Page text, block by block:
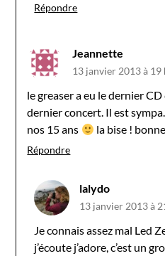
Répondre
Jeannette
13 janvier 2013 à 19
le greaser a eu le dernier
dernier concert. Il est
nos 15 ans
la bise !
Répondre
lalydo
13 janvier 2013 à
Je connais assez mal Led
j’écoute j’adore, c’est un